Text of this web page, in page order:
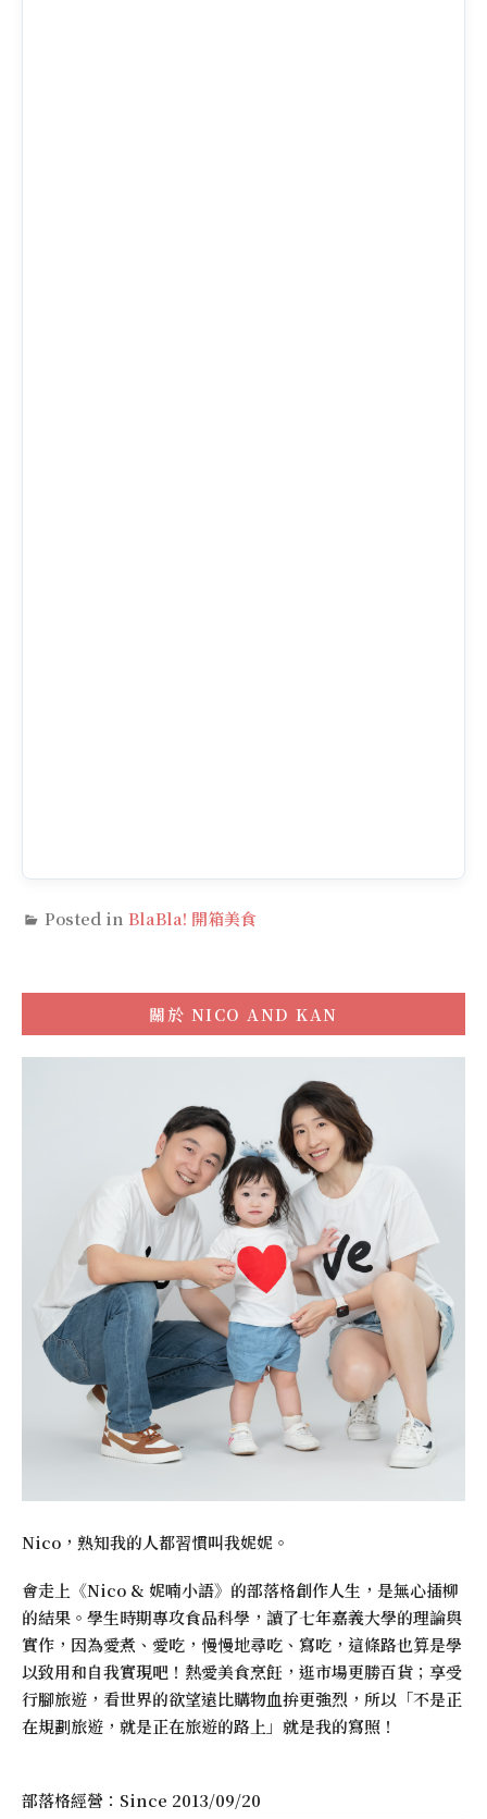
Posted in BlaBla! 開箱美食
關於 NICO AND KAN
Nico，熟知我的人都習慣叫我妮妮。
會走上《Nico & 妮喃小語》的部落格創作人生，是無心插柳
的結果。學生時期專攻食品科學，讀了七年嘉義大學的理論與
實作，因為愛煮、愛吃，慢慢地尋吃、寫吃，這條路也算是學
以致用和自我實現吧！熱愛美食烹飪，逛市場更勝百貨；享受
行腳旅遊，看世界的欲望遠比購物血拚更強烈，所以「不是正
在規劃旅遊，就是正在旅遊的路上」就是我的寫照！
部落格經營：Since 2013/09/20